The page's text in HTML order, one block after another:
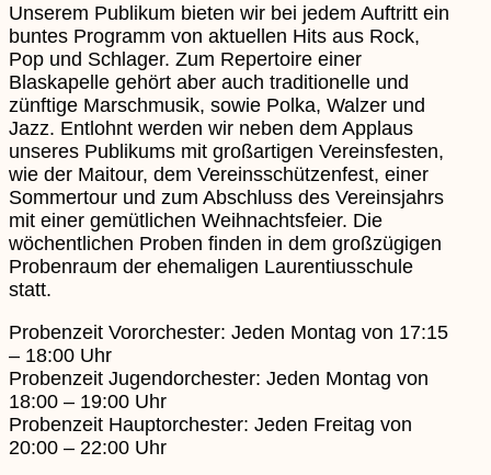
Unserem Publikum bieten wir bei jedem Auftritt ein
buntes Programm von aktuellen Hits aus Rock,
Pop und Schlager. Zum Repertoire einer
Blaskapelle gehört aber auch traditionelle und
zünftige Marschmusik, sowie Polka, Walzer und
Jazz. Entlohnt werden wir neben dem Applaus
unseres Publikums mit großartigen Vereinsfesten,
wie der Maitour, dem Vereinsschützenfest, einer
Sommertour und zum Abschluss des Vereinsjahrs
mit einer gemütlichen Weihnachtsfeier. Die
wöchentlichen Proben finden in dem großzügigen
Probenraum der ehemaligen Laurentiusschule
statt.
Probenzeit Vororchester: Jeden Montag von 17:15
– 18:00 Uhr
Probenzeit Jugendorchester: Jeden Montag von
18:00 – 19:00 Uhr
Probenzeit Hauptorchester: Jeden Freitag von
20:00 – 22:00 Uhr